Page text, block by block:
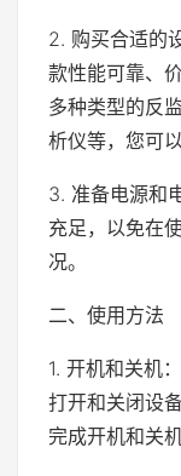
2. 购买合适的
款性能可靠、
多种类型的反
析仪等，您可
3. 准备电源和
充足，以免在
况。
二、使用方法
1. 开机和关机
打开和关闭设
完成开机和关机